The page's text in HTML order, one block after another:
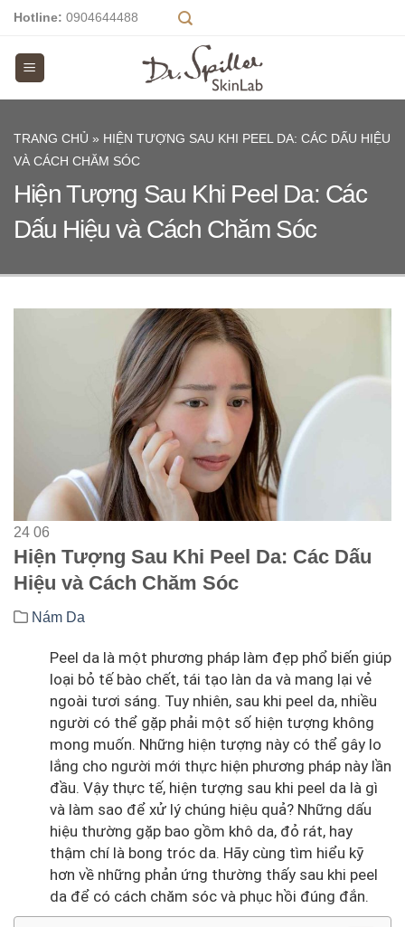
Skip
content
Hotline: 0904644488
TRANG CHỦ » HIỆN TƯỢNG SAU KHI PEEL DA: CÁC DẤU HIỆU
VÀ CÁCH CHĂM SÓC
Hiện Tượng Sau Khi Peel Da: Các
Dấu Hiệu và Cách Chăm Sóc
24 06
Hiện Tượng Sau Khi Peel Da: Các Dấu
Hiệu và Cách Chăm Sóc
Nám Da
Peel da là một phương pháp làm đẹp phổ biến giúp
loại bỏ tế bào chết, tái tạo làn da và mang lại vẻ
ngoài tươi sáng. Tuy nhiên, sau khi peel da, nhiều
người có thể gặp phải một số hiện tượng không
mong muốn. Những hiện tượng này có thể gây lo
lắng cho người mới thực hiện phương pháp này lần
đầu. Vậy thực tế, hiện tượng sau khi peel da là gì
và làm sao để xử lý chúng hiệu quả? Những dấu
hiệu thường gặp bao gồm khô da, đỏ rát, hay
thậm chí là bong tróc da. Hãy cùng tìm hiểu kỹ
hơn về những phản ứng thường thấy sau khi peel
da để có cách chăm sóc và phục hồi đúng đắn.